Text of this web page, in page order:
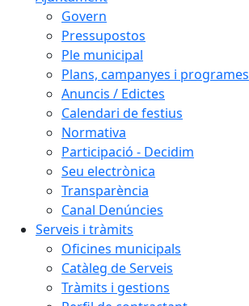
Govern
Pressupostos
Ple municipal
Plans, campanyes i programes
Anuncis / Edictes
Calendari de festius
Normativa
Participació - Decidim
Seu electrònica
Transparència
Canal Denúncies
Serveis i tràmits
Oficines municipals
Catàleg de Serveis
Tràmits i gestions